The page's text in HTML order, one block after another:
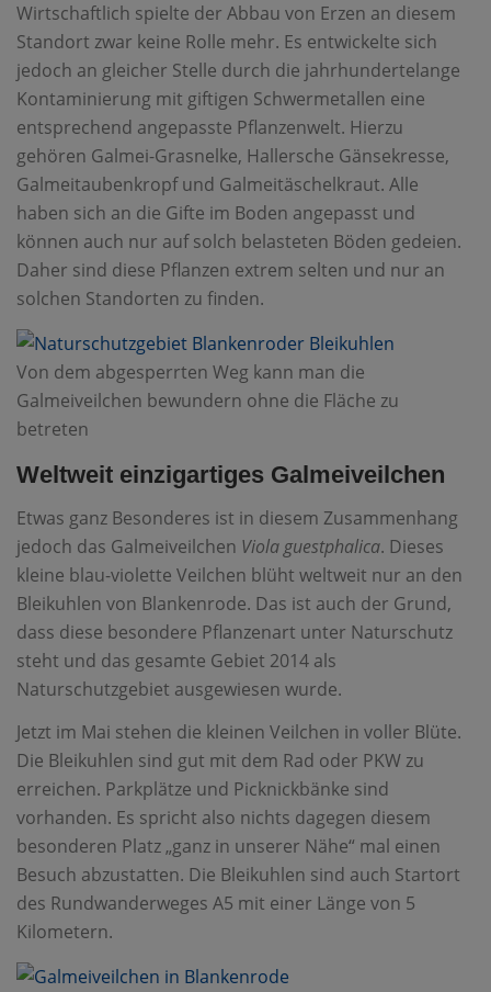
Wirtschaftlich spielte der Abbau von Erzen an diesem
Standort zwar keine Rolle mehr. Es entwickelte sich
jedoch an gleicher Stelle durch die jahrhundertelange
Kontaminierung mit giftigen Schwermetallen eine
entsprechend angepasste Pflanzenwelt. Hierzu
gehören Galmei-Grasnelke, Hallersche Gänsekresse,
Galmeitaubenkropf und Galmeitäschelkraut. Alle
haben sich an die Gifte im Boden angepasst und
können auch nur auf solch belasteten Böden gedeien.
Daher sind diese Pflanzen extrem selten und nur an
solchen Standorten zu finden.
Von dem abgesperrten Weg kann man die
Galmeiveilchen bewundern ohne die Fläche zu
betreten
Weltweit einzigartiges Galmeiveilchen
Etwas ganz Besonderes ist in diesem Zusammenhang
jedoch das Galmeiveilchen Viola guestphalica. Dieses
kleine blau-violette Veilchen blüht weltweit nur an den
Bleikuhlen von Blankenrode. Das ist auch der Grund,
dass diese besondere Pflanzenart unter Naturschutz
steht und das gesamte Gebiet 2014 als
Naturschutzgebiet ausgewiesen wurde.
Jetzt im Mai stehen die kleinen Veilchen in voller Blüte.
Die Bleikuhlen sind gut mit dem Rad oder PKW zu
erreichen. Parkplätze und Picknickbänke sind
vorhanden. Es spricht also nichts dagegen diesem
besonderen Platz „ganz in unserer Nähe“ mal einen
Besuch abzustatten. Die Bleikuhlen sind auch Startort
des Rundwanderweges A5 mit einer Länge von 5
Kilometern.